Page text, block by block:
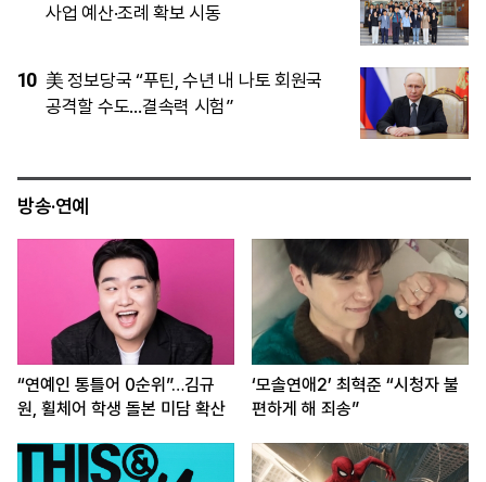
기록도 갈아치워
5
“연예인 통틀어 0순위”…김규원, 휠체어
학생 돌본 미담 웹툰으로 알려져 감동 확
방송·연예
“연예인 통틀어 0순위”…김규
원, 휠체어 학생 돌본 미담 확산
‘모솔연애2’ 최혁준 “시청자 불
편하게 해 죄송”